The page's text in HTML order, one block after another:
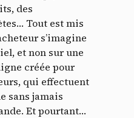
des
Tout est mis
s’imagine
et non sur une
créée pour
qui effectuent
sans jamais
Et pourtant…